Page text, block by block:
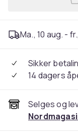
Ma., 10 aug. -
Sikker
14 dagers
Selges og